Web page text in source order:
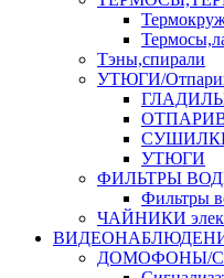
Тэны,спирали
УТЮГИ/
СУШИЛКИ
УТЮГИ
ФИЛЬТРЫ
Фильтры
ЧАЙНИКИ
ДОМОФОНЫ/